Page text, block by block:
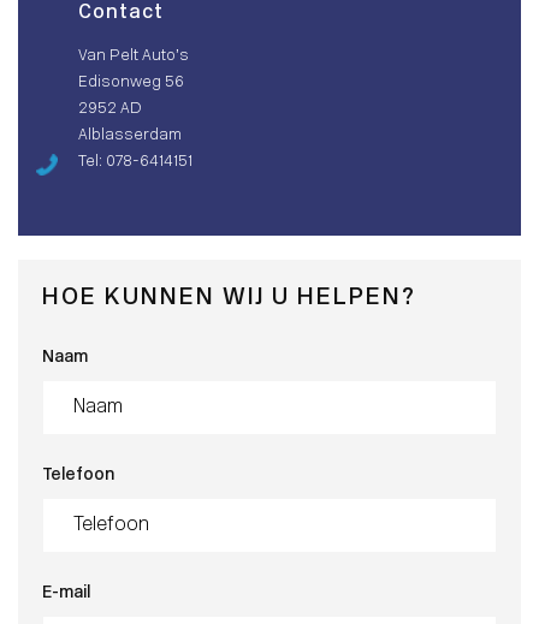
Contact
Van Pelt Auto’s
Edisonweg 56
2952 AD
Alblasserdam
Tel: 078-6414151
HOE KUNNEN WIJ U HELPEN?
Naam
Telefoon
E-mail